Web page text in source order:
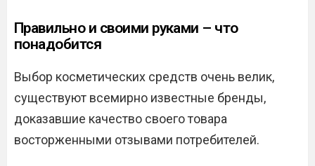
Правильно и своими руками – что
понадобится
Выбор косметических средств очень велик,
существуют всемирно известные бренды,
доказавшие качество своего товара
восторженными отзывами потребителей.